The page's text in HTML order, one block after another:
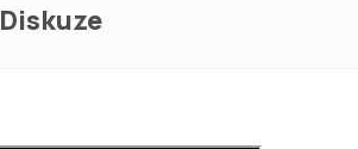
Diskuze